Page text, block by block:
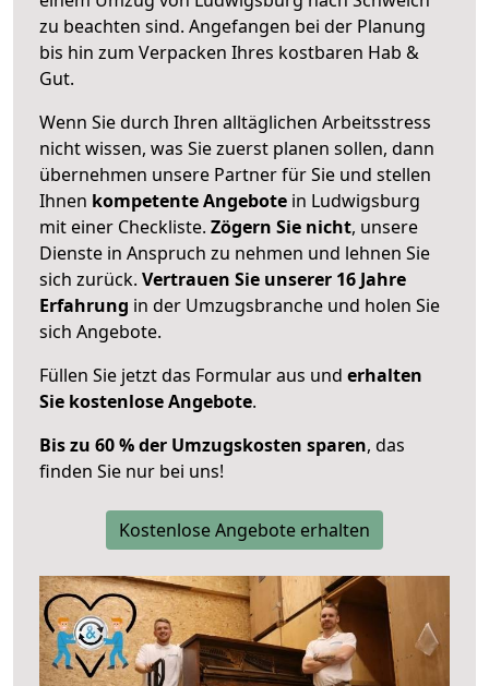
zu beachten sind. Angefangen bei der Planung
bis hin zum Verpacken Ihres kostbaren Hab &
Gut.
Wenn Sie durch Ihren alltäglichen Arbeitsstress
nicht wissen, was Sie zuerst planen sollen, dann
übernehmen unsere Partner für Sie und stellen
Ihnen kompetente Angebote in Ludwigsburg
mit einer Checkliste. Zögern Sie nicht, unsere
Dienste in Anspruch zu nehmen und lehnen Sie
sich zurück. Vertrauen Sie unserer 16 Jahre
Erfahrung in der Umzugsbranche und holen Sie
sich Angebote.
Füllen Sie jetzt das Formular aus und erhalten
Sie kostenlose Angebote.
Bis zu 60 % der Umzugskosten sparen, das
finden Sie nur bei uns!
Kostenlose Angebote erhalten